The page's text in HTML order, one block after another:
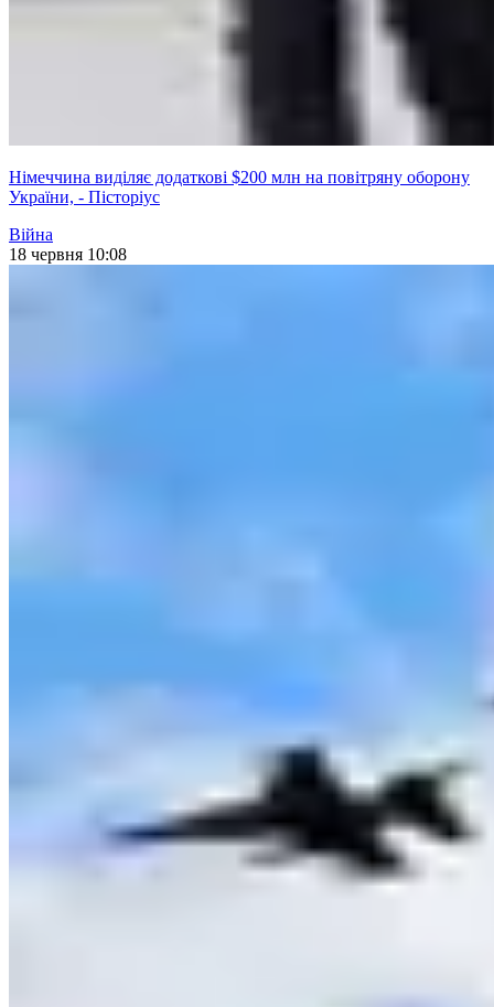
Німеччина виділяє додаткові $200 млн на повітряну оборону
України, - Пісторіус
Війна
18 червня 10:08